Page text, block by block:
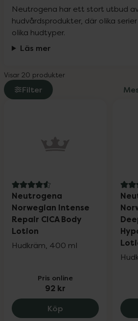
Neutrogena har ett stort utbud
hudvårdsprodukter, där olika
olika hudtyper.
Läs mer
Visar 20 produkter
Filter
4.6 av 5 i omdöme
Neutrogena
Norwegian Intense
Repair CICA Body
Lotion
Hudkräm, 400 ml
Pris online
92 kr
Köp Neutrogena
4.7